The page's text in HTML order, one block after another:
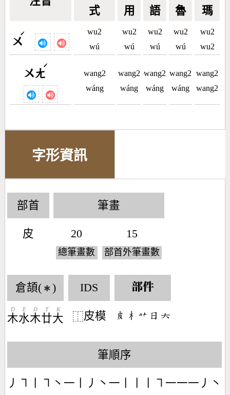
式 用 語 魯 瑪
ㄨ
ˊ
wu2
wú
wu2
wú
wu2
wú
wu2
wú
wu2
wu2
ㄨㄤ
ˊ
wang2
wáng
wang2
wáng
wang2
wáng
wang2
wáng
wang2
wang2
字形資訊
部首
皮
筆畫
20
總筆畫數
15
部首外筆畫數
倉頡( ✱ )
木
D
水
E
木
D
廿
T
大
K
IDS
⿰皮模
部件
󶅝󶂸󶃋󶃐󶁩
筆順序
丿㇕丨㇕丶一丨丿丶一丨丨丨㇕一一一丿丶